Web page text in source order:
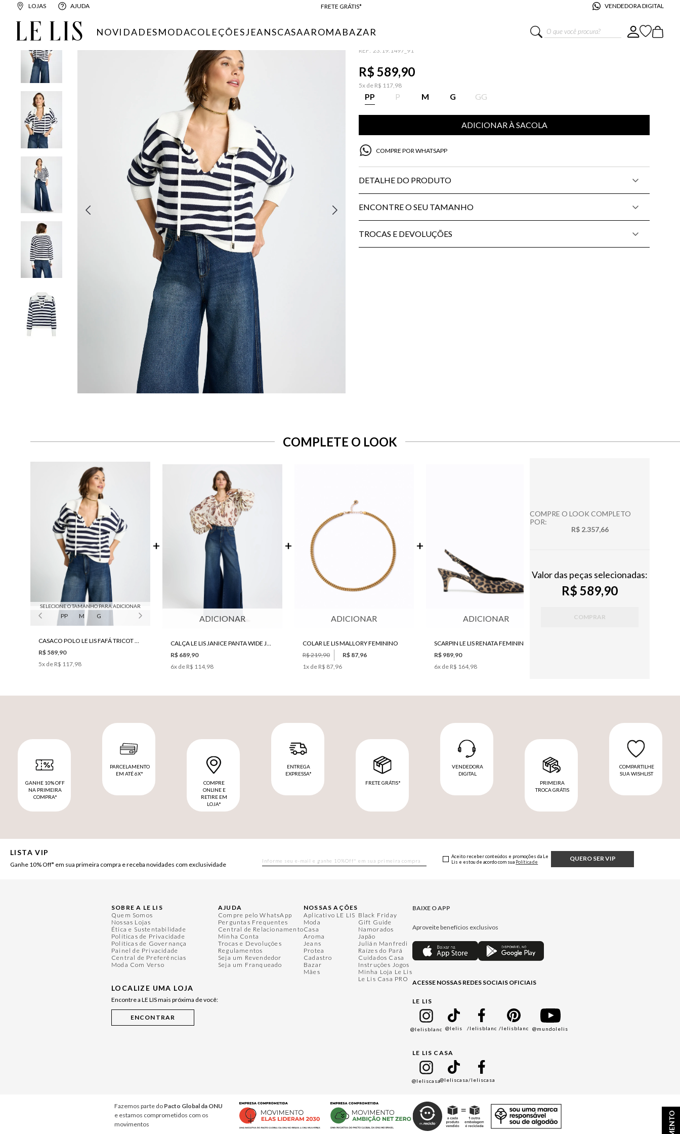
LOJAS AJUDA
COMPRE ONLINE E RETIRE EM LOJA*
ENTREGA EXPRESSA*
10% OFF NA PRIMEIRA COMPRA*
VENDEDORA DIGITAL
NOVIDADESMODACOLEÇÕESJEANSCASAAROMABAZAR
O que você procura?
FEMININO
CASACO POLO LE LIS FAFÁ TRICOT FEMININO
: 23.19.1497_91
R$ 589,90
5x de R$ 117,98
PP P M G GG
ADICIONAR À SACOLA
COMPRE POR WHATSAPP
DETALHE DO PRODUTO
ENCONTRE O SEU TAMANHO
TROCAS E DEVOLUÇÕES
COMPLETE O LOOK
SELECIONE O TAMANHO PARA ADICIONAR
PP M G
CASACO POLO LE LIS FAFÁ TRICOT FEMININO
R$ 589,90
5x de R$ 117,98
ADICIONAR
CALÇA LE LIS JANICE PANTA WIDE JEANS FEMININA
R$ 689,90
6x de R$ 114,98
ADICIONAR
COLAR LE LIS MALLORY FEMININO
R$ 219,90
R$ 87,96
1x de R$ 87,96
ADICIONAR
SCARPIN LE LIS RENATA FEMININO
R$ 989,90
6x de R$ 164,98
COMPRE O LOOK COMPLETO
POR:
R$ 2.357,66
Valor das peças selecionadas:
R$ 589,90
COMPRAR
GANHE 10% OFF
NA PRIMEIRA
COMPRA*
PARCELAMENTO
EM ATÉ 6X*
COMPRE
ONLINE E
RETIRE EM
LOJA*
ENTREGA
EXPRESSA*
FRETE GRÁTIS*
VENDEDORA
DIGITAL
PRIMEIRA
TROCA GRÁTIS
COMPARTILHE
SUA WISHLIST
LISTA VIP
Ganhe 10% Off* em sua primeira compra e receba novidades com exclusividade
QUERO SER VIP
Aceito receber conteúdos e promoções da Le
Lis e estou de acordo com sua Política de
SOBRE A LE LIS
Quem Somos
Nossas Lojas
Ética e Sustentabilidade
Políticas de Privacidade
Políticas de Governança
Painel de Privacidade
Central de Preferências
Moda Com Verso
LOCALIZE UMA LOJA
Encontre a LE LIS mais próxima de você:
AJUDA
Compre pelo WhatsApp
Perguntas Frequentes
Central de Relacionamento
Minha Conta
Trocas e Devoluções
Regulamentos
Seja um Revendedor
Seja um Franqueado
NOSSAS AÇÕES
Aplicativo LE LIS
Moda
Casa
Aroma
Jeans
Protea
Cadastro
Bazar
Mães
Black Friday
Gift Guide
Namorados
Japão
Julián Manfredi
Raízes do Pará
Cuidados Casa
Instruções Jogos
Minha Loja Le Lis
Le Lis Casa PRO
BAIXE O APP
Aproveite benefícios exclusivos
ACESSE NOSSAS REDES SOCIAIS OFICIAIS
LE LIS
@lelisblanc @lelis /lelisblanc /lelisblanc @mundolelis
LE LIS CASA
@leliscasa@leliscasa/leliscasa
Fazemos parte do Pacto Global da ONU
e estamos comprometidos com os
movimentos